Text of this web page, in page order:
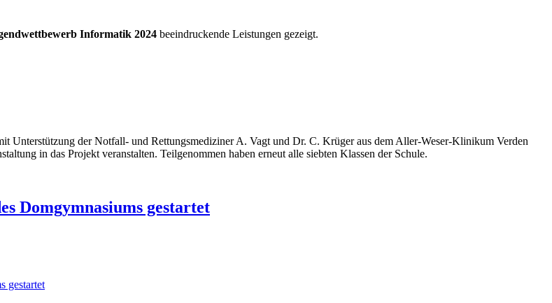
Informatik 2024 beeindruckende Leistungen gezeigt.
Unterstützung der Notfall- und Rettungsmediziner A. Vagt und Dr. C. Krüger aus dem Aller-Weser-Klinikum Verden
in das Projekt veranstalten. Teilgenommen haben erneut alle siebten Klassen der Schule.
Domgymnasiums gestartet
gestartet